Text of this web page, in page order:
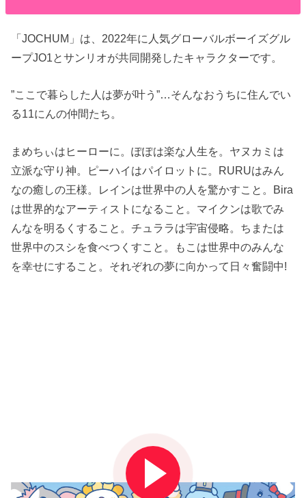
「JOCHUM」は、2022年に⼈気グローバルボーイズグル
ープJO1とサンリオが共同開発したキャラクターです。
”ここで暮らした人は夢が叶う”…そんなおうちに住んでい
る11にんの仲間たち。
まめちぃはヒーローに。ぽぽは楽な人生を。ヤヌカミは
立派な守り神。ピーハイはパイロットに。RURUはみん
なの癒しの王様。レインは世界中の人を驚かすこと。Bira
は世界的なアーティストになること。マイクンは歌でみ
んなを明るくすること。チュララは宇宙侵略。ちまたは
世界中のスシを食べつくすこと。もこは世界中のみんな
を幸せにすること。それぞれの夢に向かって日々奮闘中!